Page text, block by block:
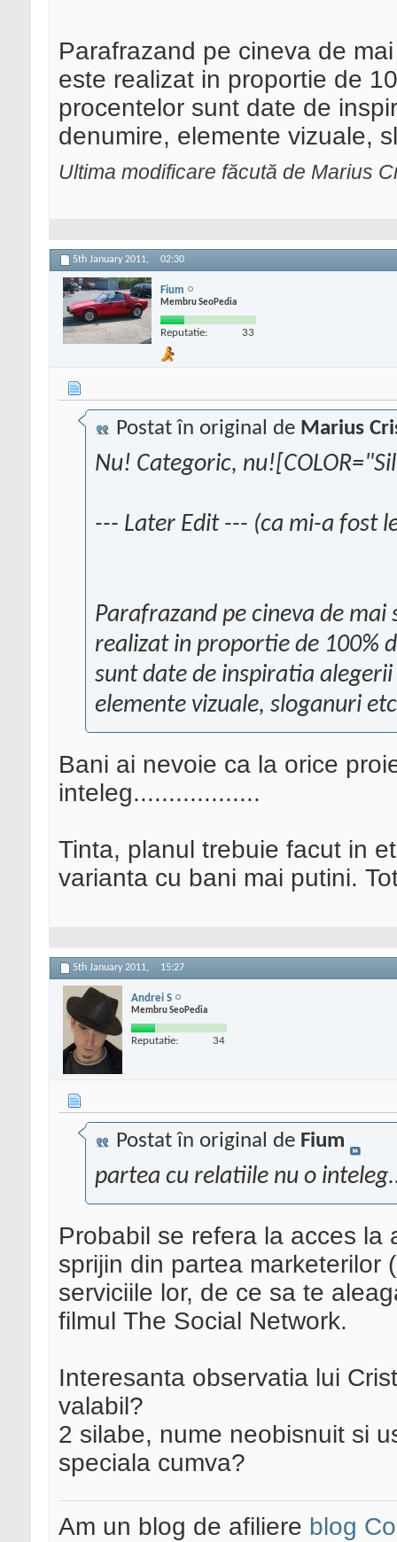
Parafrazand pe cineva de
este realizat in proportie de
procentelor sunt date de
denumire, elemente vizuale,
Ultima modificare făcută de Marius
5th January 2011, 02:30
Fium
Membru SeoPedia
Reputatie: 33
Postat în original de Marius
Nu! Categoric,
--- Later Edit --- (ca mi-a fost
Parafrazand pe cineva de mai
realizat in proportie de 100%
sunt date de inspiratia
elemente vizuale, sloganuri
Bani ai nevoie ca la orice
inteleg..................
Tinta, planul trebuie facut in
varianta cu bani mai putini.
5th January 2011, 15:27
Andrei S
Membru SeoPedia
Reputatie: 34
Postat în original de Fium
partea cu relatiile nu o
Probabil se refera la acces la
sprijin din partea marketerilor
serviciile lor, de ce sa te
filmul The Social Network.
Interesanta observatia lui
valabil?
2 silabe, nume neobisnuit si
speciala cumva?
Am un blog de afiliere blog